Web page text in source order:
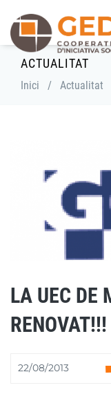
contingut
ACTUALITAT
Fil
Inici / Actualitat
LA UEC DE
RENOVAT!!!
22/08/2013